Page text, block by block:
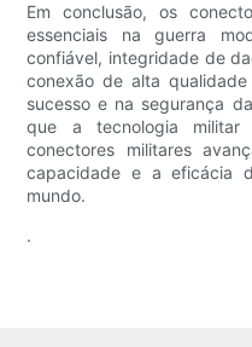
Em conclusão, os
essenciais na guerra
confiável, integridade de
conexão de alta
sucesso e na segurança
que a tecnologia militar
conectores militares
capacidade e a eficácia
mundo.
.